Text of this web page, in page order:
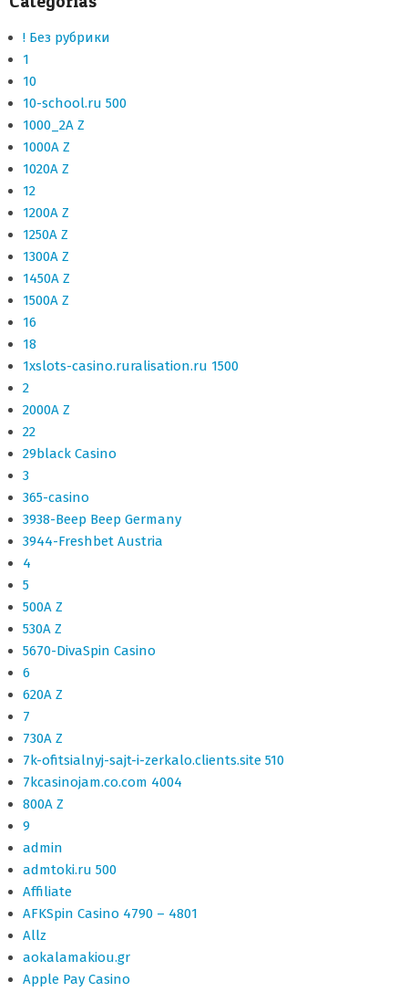
! Без рубрики
1
10
10-school.ru 500
1000_2A Z
1000A Z
1020A Z
12
1200A Z
1250A Z
1300A Z
1450A Z
1500A Z
16
18
1xslots-casino.ruralisation.ru 1500
2
2000A Z
22
29black Casino
3
365-casino
3938-Beep Beep Germany
3944-Freshbet Austria
4
5
500A Z
530A Z
5670-DivaSpin Casino
6
620A Z
7
730A Z
7k-ofitsialnyj-sajt-i-zerkalo.clients.site 510
7kcasinojam.co.com 4004
800A Z
9
admin
admtoki.ru 500
Affiliate
AFKSpin Casino 4790 – 4801
Allz
aokalamakiou.gr
Apple Pay Casino